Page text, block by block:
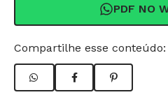
PDF NO
Compartilhe esse conteúdo: